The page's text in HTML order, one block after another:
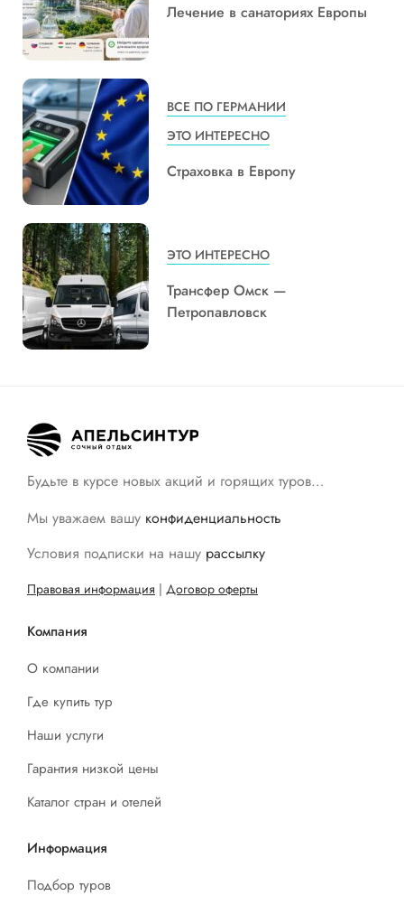
Лечение в санаториях Европы
ВСЕ ПО ГЕРМАНИИ
ЭТО ИНТЕРЕСНО
Страховка в Европу
ЭТО ИНТЕРЕСНО
Трансфер Омск —
Петропавловск
Будьте в курсе новых акций и горящих туров…
Мы уважаем вашу конфиденциальность
Условия подписки на нашу рассылку
Правовая информация | Договор оферты
Компания
О компании
Где купить тур
Наши услуги
Гарантия низкой цены
Каталог стран и отелей
Информация
Подбор туров